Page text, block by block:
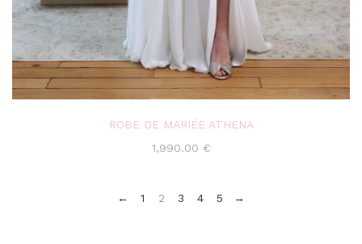
ROBE DE MARIÉE ATHENA
1,990.00 €
← 1 2 3 4 5 →